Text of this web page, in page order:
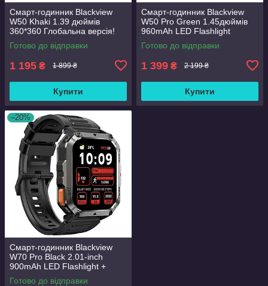
Смарт-годинник Blackview
W50 Khaki 1.39 дюймів
360*360 Глобальна версія!
Готово до відправки
1 195 ₴ 1 899 ₴
Купити
Смарт-годинник Blackview
W50 Pro Green 1.45дюймів
960mAh LED Flashlight
Глобальна версія!
Готово до відправки
1 399 ₴ 2 199 ₴
Купити
–20%
Смарт-годинник Blackview
W70 Pro Black 2.01-inch
900mAh LED Flashlight +
Компас Глобальна версія!
Готово до відправки